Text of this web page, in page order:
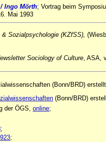
Ingo Mörth; Vortrag beim
Mai 1993
Sozialpsychologie (KZfSS),
Sociology of Culture, ASA,
(Bonn/BRD)
(Bonn/BRD)
der ÖGS, online;
;
;